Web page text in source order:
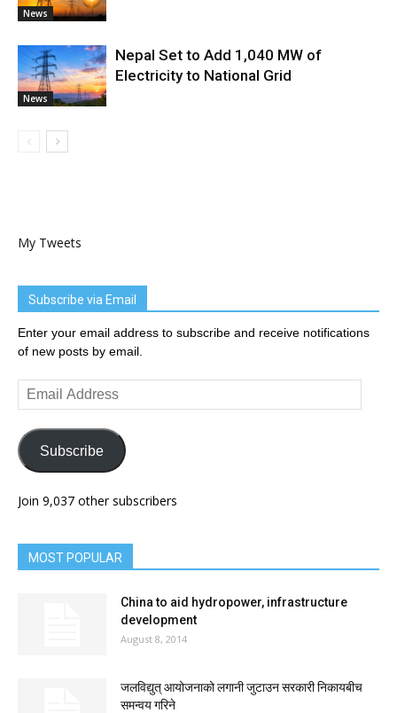
News
News
Nepal Set to Add 1,040 MW of
Electricity to National Grid
My Tweets
Subscribe via Email
Enter your email address to subscribe and receive notifications
of new posts by email.
Email
Address
Subscribe
Join 9,037 other subscribers
MOST POPULAR
China to aid hydropower, infrastructure
development
August 8, 2014
जलविद्युत् आयोजनाको लगानी जुटाउन सरकारी निकायबीच
समन्वय गरिने